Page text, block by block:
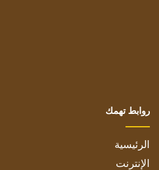
روابط تهمك
الرئيسية
الإنترنت